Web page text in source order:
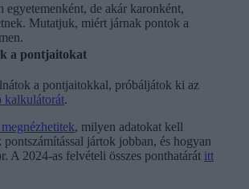
egyetemenként, de akár karonként,
Mutatjuk, miért járnak pontok a
a pontjaitokat
a pontjaitokkal, próbáljátok ki az
kalkulátorát.
, milyen adatokat kell
jártok jobban, és hogyan
A 2024-as felvételi összes ponthatárát itt